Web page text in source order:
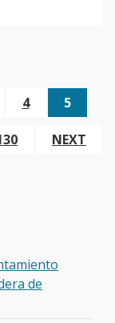
4 5
NEXT
de